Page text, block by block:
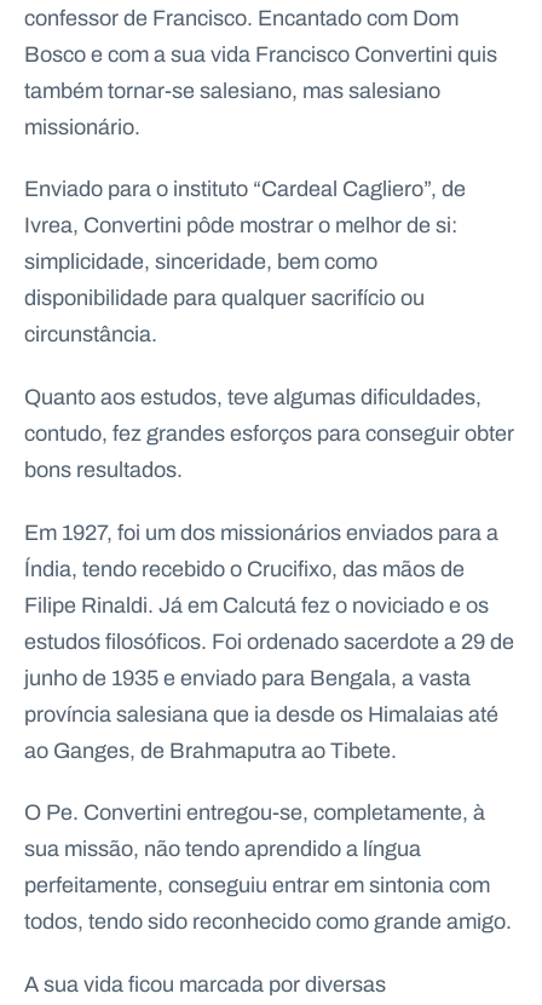
confessor de Francisco. Encantado com Dom
Bosco e com a sua vida Francisco Convertini quis
também tornar-se salesiano, mas salesiano
missionário.
Enviado para o instituto “Cardeal Cagliero”, de
Ivrea, Convertini pôde mostrar o melhor de si:
simplicidade, sinceridade, bem como
disponibilidade para qualquer sacrifício ou
circunstância.
Quanto aos estudos, teve algumas dificuldades,
contudo, fez grandes esforços para conseguir obter
bons resultados.
Em 1927, foi um dos missionários enviados para a
Índia, tendo recebido o Crucifixo, das mãos de
Filipe Rinaldi. Já em Calcutá fez o noviciado e os
estudos filosóficos. Foi ordenado sacerdote a 29 de
junho de 1935 e enviado para Bengala, a vasta
província salesiana que ia desde os Himalaias até
ao Ganges, de Brahmaputra ao Tibete.
O Pe. Convertini entregou-se, completamente, à
sua missão, não tendo aprendido a língua
perfeitamente, conseguiu entrar em sintonia com
todos, tendo sido reconhecido como grande amigo.
A sua vida ficou marcada por diversas